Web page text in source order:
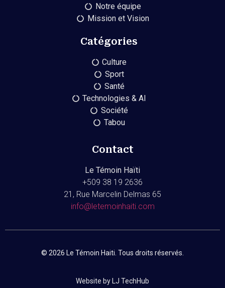
Notre équipe
Mission et Vision
Catégories
Culture
Sport
Santé
Technologies & AI
Société
Tabou
Contact
Le Témoin Haïti
+509 38 19 2636
21, Rue Marcelin Delmas 65
info@letemoinhaiti.com
© 2026 Le Témoin Haiti. Tous droits réservés.
Website by LJ TechHub